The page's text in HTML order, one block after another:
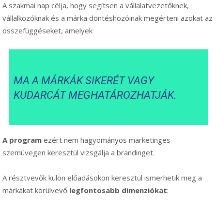
A szakmai nap célja, hogy segítsen a vállalatvezetőknek,
vállalkozóknak és a márka döntéshozóinak megérteni azokat az
összefüggéseket, amelyek
MA A MÁRKÁK SIKERÉT VAGY
KUDARCÁT MEGHATÁROZHATJÁK.
A program ezért nem hagyományos marketinges
szemüvegen keresztül vizsgálja a brandinget.
A résztvevők külön előadásokon keresztül ismerhetik meg a
márkákat körülvevő legfontosabb dimenziókat: